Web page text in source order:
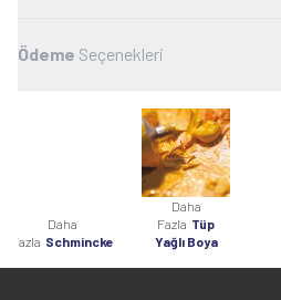
Ödeme Seçenekleri
Daha
Fazla Schmincke
Daha
Fazla Tüp
Yağlı Boya